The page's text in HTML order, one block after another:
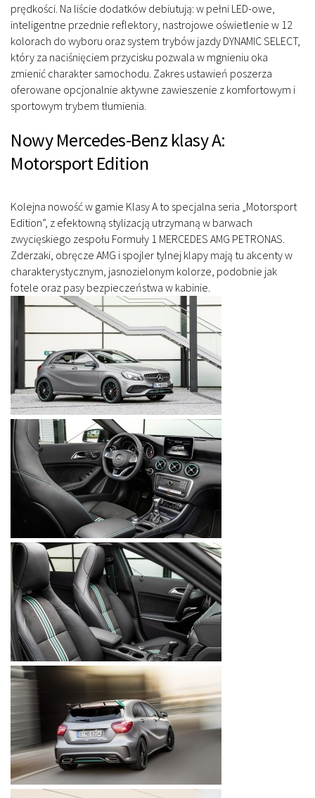
prędkości. Na liście dodatków debiutują: w pełni LED-owe,
inteligentne przednie reflektory, nastrojowe oświetlenie w 12
kolorach do wyboru oraz system trybów jazdy DYNAMIC SELECT,
który za naciśnięciem przycisku pozwala w mgnieniu oka
zmienić charakter samochodu. Zakres ustawień poszerza
oferowane opcjonalnie aktywne zawieszenie z komfortowym i
sportowym trybem tłumienia.
Nowy Mercedes-Benz klasy A:
Motorsport Edition
Kolejna nowość w gamie Klasy A to specjalna seria „Motorsport
Edition”, z efektowną stylizacją utrzymaną w barwach
zwycięskiego zespołu Formuły 1 MERCEDES AMG PETRONAS.
Zderzaki, obręcze AMG i spojler tylnej klapy mają tu akcenty w
charakterystycznym, jasnozielonym kolorze, podobnie jak
fotele oraz pasy bezpieczeństwa w kabinie.